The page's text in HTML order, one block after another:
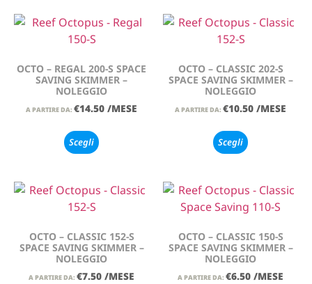
OCTO – REGAL 200-S SPACE
SAVING SKIMMER –
NOLEGGIO
A PARTIRE DA: €14.50 /MESE
Scegli
OCTO – CLASSIC 202-S
SPACE SAVING SKIMMER –
NOLEGGIO
A PARTIRE DA: €10.50 /MESE
Scegli
OCTO – CLASSIC 152-S
SPACE SAVING SKIMMER –
NOLEGGIO
A PARTIRE DA: €7.50 /MESE
OCTO – CLASSIC 150-S
SPACE SAVING SKIMMER –
NOLEGGIO
A PARTIRE DA: €6.50 /MESE